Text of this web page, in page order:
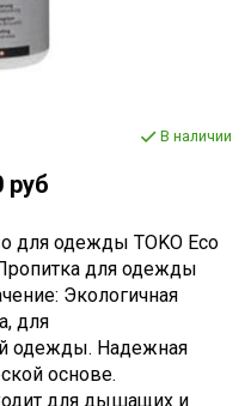
В наличии
руб
для одежды TOKO Eco
для одежды
Экологичная
для
одежды. Надежная
основе.
для дышащих и